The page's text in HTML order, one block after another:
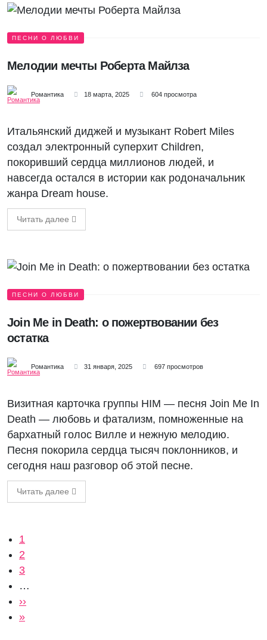
ПЕСНИ О ЛЮБВИ
Мелодии мечты Роберта Майлза
Романтика 18 марта, 2025 604 просмотра
Итальянский диджей и музыкант Robert Miles
создал электронный суперхит Children,
покоривший сердца миллионов людей, и
навсегда остался в истории как родоначальник
жанра Dream house.
Читать далее
ПЕСНИ О ЛЮБВИ
Join Me in Death: о пожертвовании без
остатка
Романтика 31 января, 2025 697 просмотров
Визитная карточка группы HIM — песня Join Me In
Death — любовь и фатализм, помноженные на
бархатный голос Вилле и нежную мелодию.
Песня покорила сердца тысяч поклонников, и
сегодня наш разговор об этой песне.
Читать далее
Нумерация страниц
Текущая страница
1
Страница
2
Страница
3
…
Следующая страница
››
Последняя страница
»